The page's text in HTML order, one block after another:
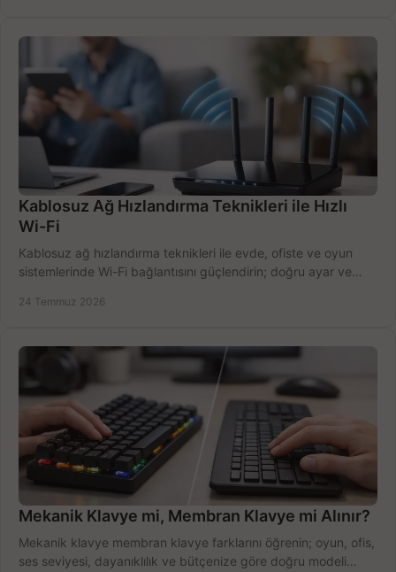
Kablosuz Ağ Hızlandırma Teknikleri ile Hızlı
Wi-Fi
Kablosuz ağ hızlandırma teknikleri ile evde, ofiste ve oyun
sistemlerinde Wi-Fi bağlantısını güçlendirin; doğru ayar ve
24 Temmuz 2026
Mekanik Klavye mi, Membran Klavye mi Alınır?
Mekanik klavye membran klavye farklarını öğrenin; oyun, ofis,
ses seviyesi, dayanıklılık ve bütçenize göre doğru modeli